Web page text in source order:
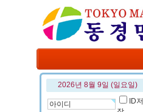
2026년 8월 9일 (일요일)
ID저